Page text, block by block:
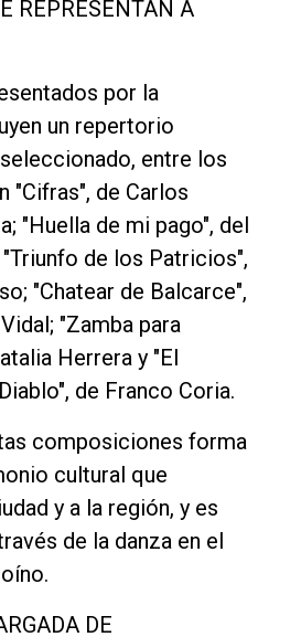
REPRESENTAN A
por la
un repertorio
entre los
"Cifras", de Carlos
"Huella de mi pago", del
"Triunfo de los Patricios",
"Chatear de Balcarce",
"Zamba para
Herrera y "El
de Franco Coria.
composiciones forma
cultural que
y a la región, y es
de la danza en el
DE